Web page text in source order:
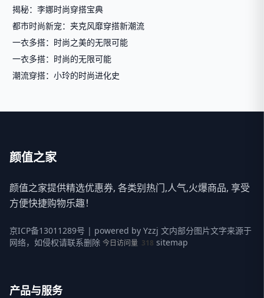
揭秘：李娜时尚穿搭宝典
都市时尚新宠：夹克风靡穿搭新潮流
一衣多搭：时尚之美的无限可能
一衣多搭：时尚的无限可能
潮流穿搭：小玲的时尚进化史
颜值之家
颜值之家提供精选优惠券, 各类别热门,人气,火爆商品, 享受
方便快捷购物乐趣！
京ICP备13011289号 | powered by Yzzj 文内部分图片文字来源于
网络，如侵权请联系删除 今日访问量 318 sitemap
产品与服务